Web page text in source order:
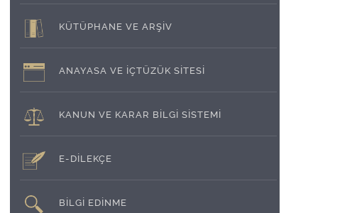
KÜTÜPHANE VE ARŞİV
ANAYASA VE İÇTÜZÜK SİTESİ
KANUN VE KARAR BİLGİ SİSTEMİ
E-DİLEKÇE
BİLGİ EDİNME